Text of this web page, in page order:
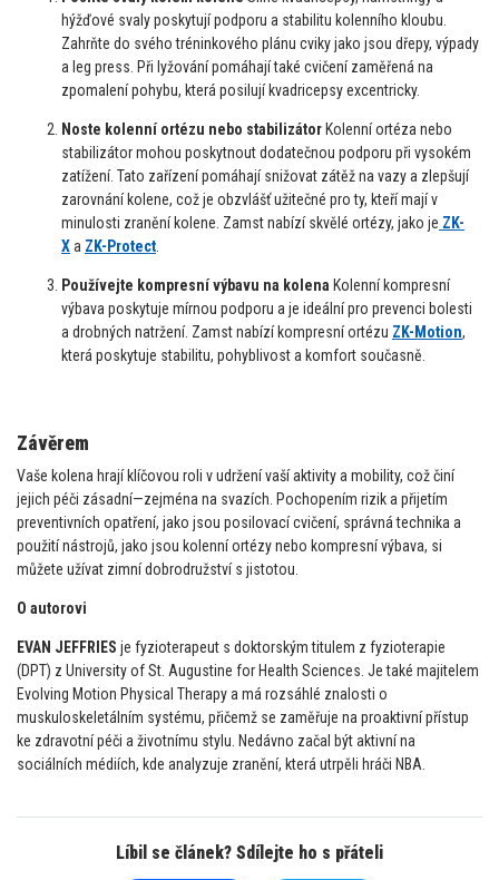
hýžďové svaly poskytují podporu a stabilitu kolenního kloubu.
Zahrňte do svého tréninkového plánu cviky jako jsou dřepy, výpady
a leg press. Při lyžování pomáhají také cvičení zaměřená na
zpomalení pohybu, která posilují kvadricepsy excentricky.
Noste kolenní ortézu nebo stabilizátor Kolenní ortéza nebo
stabilizátor mohou poskytnout dodatečnou podporu při vysokém
zatížení. Tato zařízení pomáhají snižovat zátěž na vazy a zlepšují
zarovnání kolene, což je obzvlášť užitečné pro ty, kteří mají v
minulosti zranění kolene. Zamst nabízí skvělé ortézy, jako je ZK-
Xa ZK-Protect
Používejte kompresní výbavu na kolena Kolenní kompresní
výbava poskytuje mírnou podporu a je ideální pro prevenci bolesti
a drobných natržení. Zamst nabízí kompresní ortézu ZK-Motion,
která poskytuje stabilitu, pohyblivost a komfort současně.
Závěrem
Vaše kolena hrají klíčovou roli v udržení vaší aktivity a mobility, což činí
jejich péči zásadní—zejména na svazích. Pochopením rizik a přijetím
preventivních opatření, jako jsou posilovací cvičení, správná technika a
použití nástrojů, jako jsou kolenní ortézy nebo kompresní výbava, si
můžete užívat zimní dobrodružství s jistotou.
O autorovi
EVAN JEFFRIES je fyzioterapeut s doktorským titulem z fyzioterapie
(DPT) z University of St. Augustine for Health Sciences. Je také majitelem
Evolving Motion Physical Therapy a má rozsáhlé znalosti o
muskuloskeletálním systému, přičemž se zaměřuje na proaktivní přístup
ke zdravotní péči a životnímu stylu. Nedávno začal být aktivní na
sociálních médiích, kde analyzuje zranění, která utrpěli hráči NBA.
Líbil se článek? Sdílejte ho s přáteli